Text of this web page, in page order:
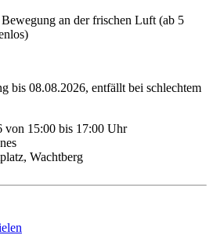
an der frischen Luft (ab 5
bis 08.08.2026, entfällt bei schlechtem
von 15:00 bis 17:00 Uhr
Wachtberg